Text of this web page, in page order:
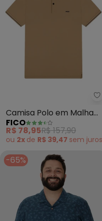
Camisa Polo em Malha
Piquet (Bege)
FICO
R$ 78,95R$ 157,90
ou 2x de R$ 39,47 sem juros
-65%